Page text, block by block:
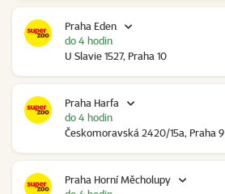
Praha Eden
U Slavie 1527, Praha 10
do 4 hodin
Praha Harfa
Českomoravská 2420/15a, Praha 9
do 4 hodin
Praha Horní Měcholupy